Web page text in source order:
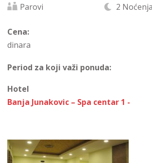
Parovi 2 Noćenja
Cena:
dinara
Period za koji važi ponuda:
Hotel
Banja Junakovic – Spa centar 1 -